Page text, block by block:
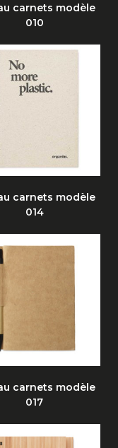
carnets modèle
010
carnets modèle
014
carnets modèle
017